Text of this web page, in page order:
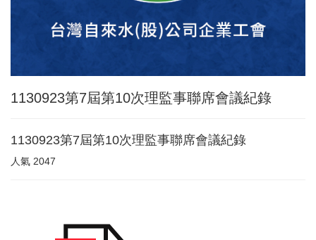
1130923第7屆第10次理監事聯席會議紀錄
1130923第7屆第10次理監事聯席會議紀錄
人氣 2047